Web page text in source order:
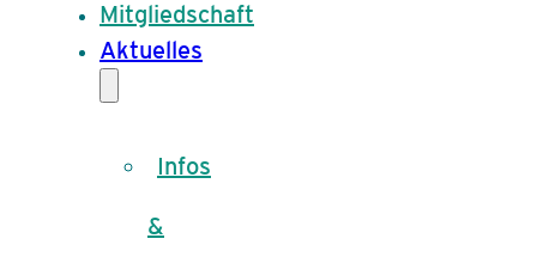
Mitgliedschaft
Aktuelles
Infos
&